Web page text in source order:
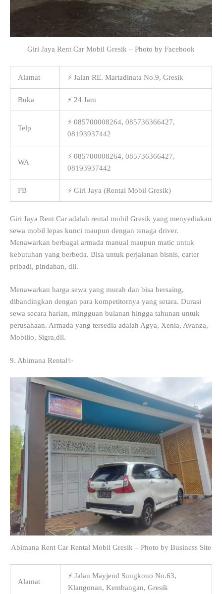
Giri Jaya Rent Car Mobil Gresik – Photo by Facebook
Alamat ⚡ Jalan RE. Martadinata No.9, Gresik
Buka ⚡ 24 Jam
Telp
⚡ 085700008264, 085736366427,
08193937442
WA
⚡ 085700008264, 085736366427,
08193937442
FB ⚡ Giri Jaya (Rental Mobil Gresik)
Giri Jaya Rent Car adalah rental mobil Gresik yang menyediakan
sewa mobil lepas kunci maupun dengan tenaga driver.
Menawarkan berbagai armada manual maupun matic untuk
kebutuhan yang berbeda. Bisa untuk perjalanan bisnis, carter
pribadi, pindahan, dll.
Menawarkan harga sewa yang murah dan bisa bersaing,
dibandingkan dengan para kompetitornya yang setara. Durasi
sewa secara harian, mingguan bulanan hingga tahunan untuk
perusahaan. Armada yang tersedia adalah Agya, Xenia, Avanza,
Mobilio, Sigra,dll.
9. Abimana Rental✨
Abimana Rent Car Rental Mobil Gresik – Photo by Business Site
Alamat
⚡ Jalan Mayjend Sungkono No.63,
Klangonan, Kembangan, Gresik